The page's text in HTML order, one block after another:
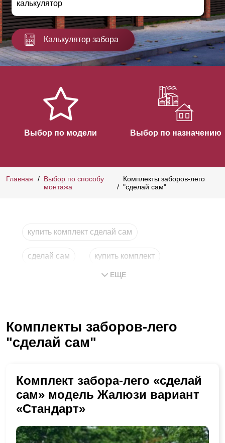
калькулятор
Калькулятор забора
Выбор по модели Выбор по назначению
Главная
Выбор по способу
монтажа
Комплекты заборов-лего
"сделай сам"
купить комплект сделай сам
сделай сам купить комплект
комплекты
ЕЩЕ
Комплекты заборов-лего
"сделай сам"
Комплект забора-лего «сделай
сам» модель Жалюзи вариант
«Стандарт»